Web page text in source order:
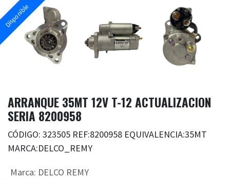
Disponible
ARRANQUE 35MT 12V T-12 ACTUALIZACION
SERIA 8200958
CÓDIGO: 323505 REF:8200958 EQUIVALENCIA:35MT
MARCA:DELCO_REMY
Marca: DELCO REMY